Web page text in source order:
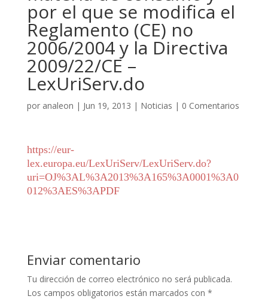
por el que se modifica el
Reglamento (CE) no
2006/2004 y la Directiva
2009/22/CE –
LexUriServ.do
por analeon | Jun 19, 2013 | Noticias | 0 Comentarios
https://eur-
lex.europa.eu/LexUriServ/LexUriServ.do?
uri=OJ%3AL%3A2013%3A165%3A0001%3A0
012%3AES%3APDF
Enviar comentario
Tu dirección de correo electrónico no será publicada.
Los campos obligatorios están marcados con *